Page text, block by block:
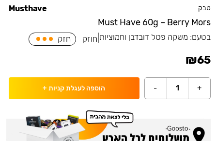
טבק
Must Have 60g – Berry Mors
Musthave
בטעם: משקה פטל דובדבן וחמוציות חוזק חזק
₪65
+
1
- הוספה לעגלת קניות +